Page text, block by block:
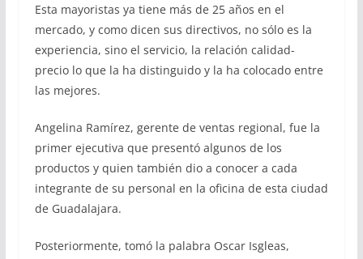
Esta mayoristas ya tiene más de 25 años en el
mercado, y como dicen sus directivos, no sólo es la
experiencia, sino el servicio, la relación calidad-
precio lo que la ha distinguido y la ha colocado entre
las mejores.
Angelina Ramírez, gerente de ventas regional, fue la
primer ejecutiva que presentó algunos de los
productos y quien también dio a conocer a cada
integrante de su personal en la oficina de esta ciudad
de Guadalajara.
Posteriormente, tomó la palabra Oscar Isgleas,